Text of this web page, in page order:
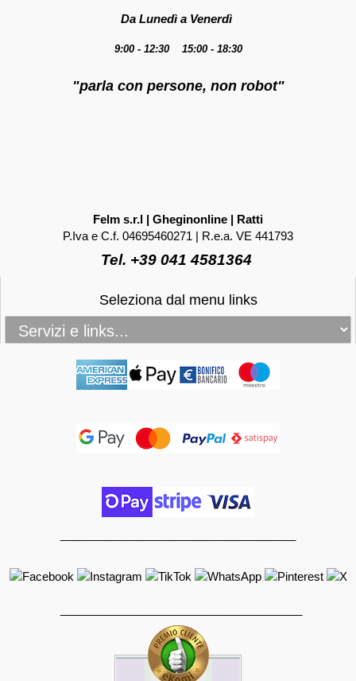
Da Lunedì a Venerdì
9:00 - 12:30 15:00 - 18:30
"parla con persone, non robot"
Felm s.r.l | Gheginonline | Ratti
P.Iva e C.f. 04695460271 | R.e.a. VE 441793
Tel. +39 041 4581364
Seleziona dal menu links